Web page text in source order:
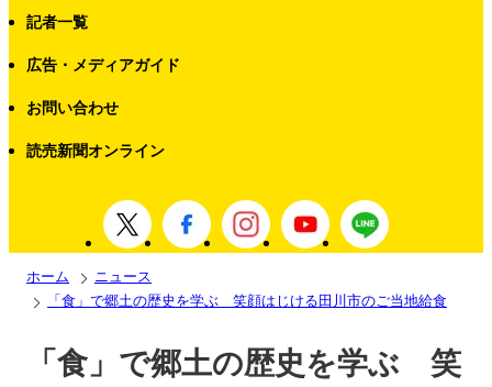
記者一覧
広告・メディアガイド
お問い合わせ
読売新聞オンライン
ホーム
ニュース
「食」で郷土の歴史を学ぶ 笑顔はじける田川市のご当地給食
「食」で郷土の歴史を学ぶ 笑